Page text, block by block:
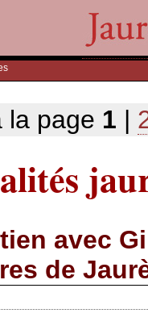
la page 1 |
avec
de